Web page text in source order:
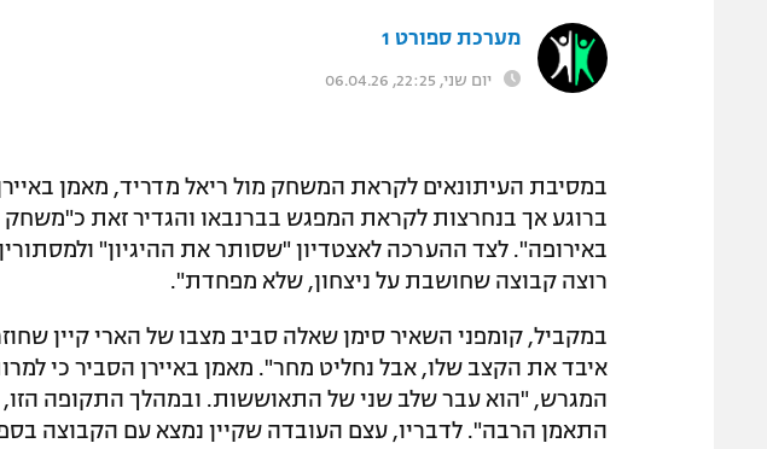
מערכת ספורט 1
יום שני, 22:25, 06.04.26
במסיבת העיתונאים לקראת המשחק מול ריאל מדריד, מאמן באיירן
ברוגע אך בנחרצות לקראת המפגש בברנבאו והגדיר זאת
באירופה". לצד ההערכה לאצטדיון "שסותר את ההיגיון"
רוצה קבוצה שחושבת על ניצחון, שלא מפחדת".
במקביל, קומפני השאיר סימן שאלה סביב מצבו של הארי קיין
איבד את הקצב שלו, אבל נחליט מחר". מאמן באיירן הסביר כי
המגרש, "הוא עבר שלב שני של התאוששות. ובמהלך התקופה
התאמן הרבה". לדבריו, עצם העובדה שקיין נמצא עם הקבוצה